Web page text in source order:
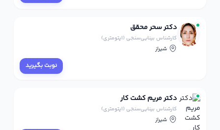
دکتر سحر محقق
کارشناس بینایی‌سنجی (اپتومتری)
شیراز
نوبت بگیرید
دکتر مریم کشت کار
کارشناس بینایی‌سنجی (اپتومتری)
شیراز